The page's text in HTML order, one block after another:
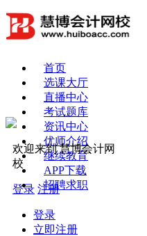
首页
选课大厅
直播中心
考试题库
资讯中心
优师介绍
继续教育
APP下载
招聘求职
欢迎来到 慧博会计网
校
登录 注册
登录
立即注册